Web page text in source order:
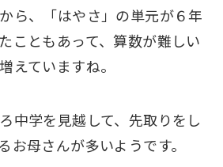
ら、「はやさ」の単元が６年
こともあって、算数が難しい
えていますね。
中学を見越して、先取りをし
お母さんが多いようです。